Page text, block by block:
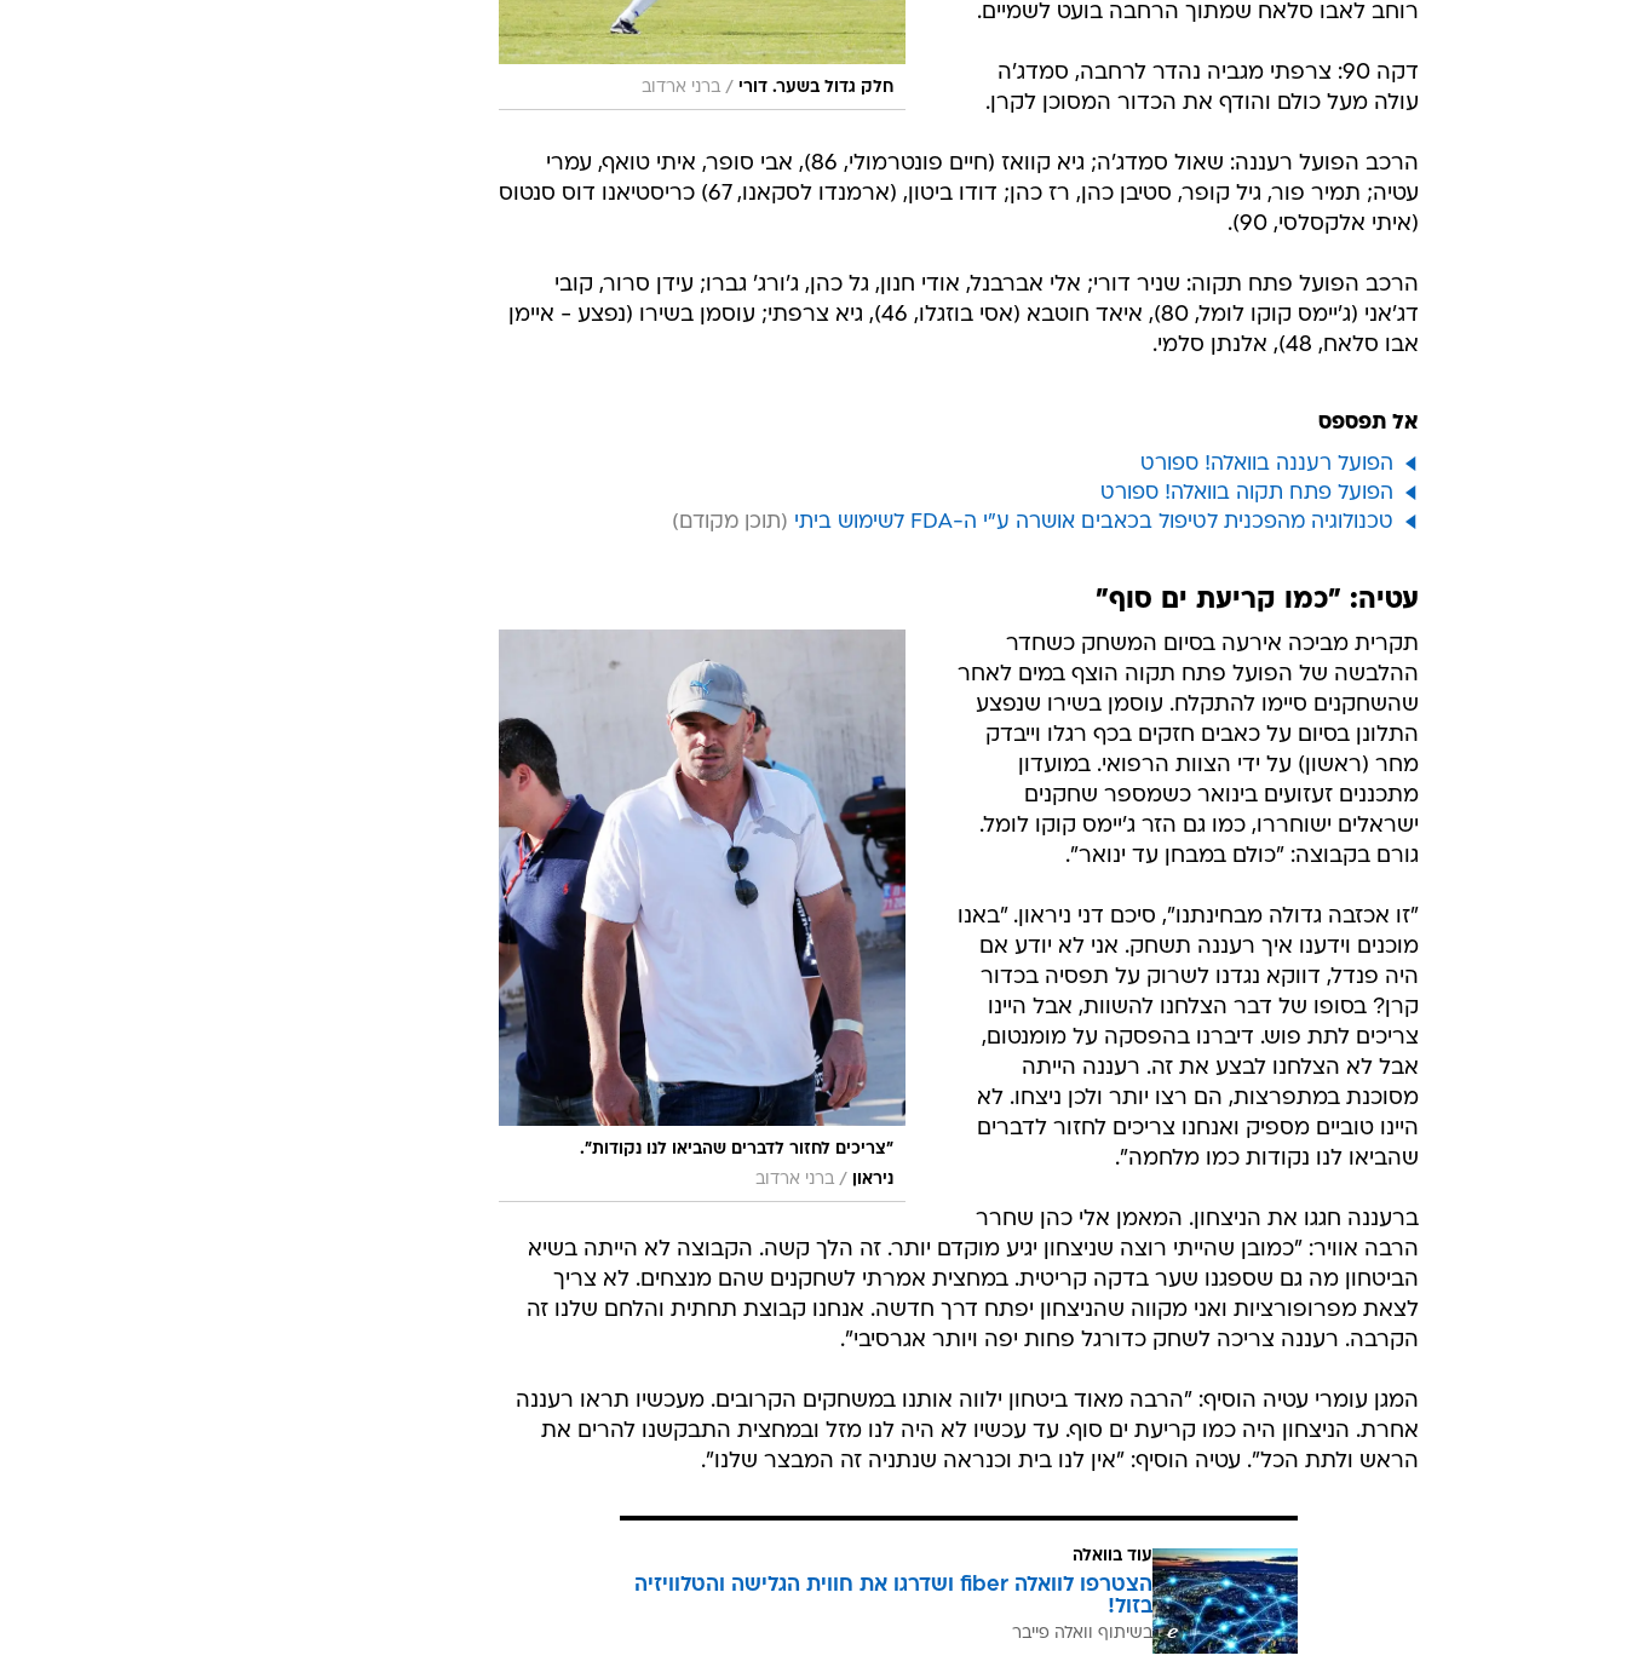
חלק גדול בשער. דורי / ברני ארדוב
רוחב לאבו סלאח שמתוך הרחבה בועט לשמיים.
דקה 90: צרפתי מגביה נהדר לרחבה, סמדג'ה
עולה מעל כולם והודף את הכדור המסוכן לקרן.
הרכב הפועל רעננה: שאול סמדג'ה; גיא קוואז (חיים פונטרמולי, 86), אבי סופר, איתי טואף, עמרי
עטיה; תמיר פור, גיל קופר, סטיבן כהן, רז כהן; דודו ביטון, (ארמנדו לסקאנו, 67) כריסטיאנו דוס סנטוס
(איתי אלקסלסי, 90).
הרכב הפועל פתח תקוה: שניר דורי; אלי אברבנל, אודי חנון, גל כהן, ג'ורג' גברו; עידן סרור, קובי
דג'אני (ג'יימס קוקו לומל, 80), איאד חוטבא (אסי בוזגלו, 46), גיא צרפתי; עוסמן בשירו (נפצע - איימן
אבו סלאח, 48), אלנתן סלמי.
אל תפספס
הפועל רעננה בוואלה! ספורט
הפועל פתח תקוה בוואלה! ספורט
טכנולוגיה מהפכנית לטיפול בכאבים אושרה ע"י ה-FDA לשימוש ביתי
עטיה: "כמו קריעת ים סוף"
"צריכים לחזור לדברים שהביאו לנו נקודות".
ניראון
/ ברני ארדוב
תקרית מביכה אירעה בסיום המשחק כשחדר
ההלבשה של הפועל פתח תקוה הוצף במים לאחר
שהשחקנים סיימו להתקלח. עוסמן בשירו שנפצע
התלונן בסיום על כאבים חזקים בכף רגלו וייבדק
מחר (ראשון) על ידי הצוות הרפואי. במועדון
מתכננים זעזועים בינואר כשמספר שחקנים
ישראלים ישוחררו, כמו גם הזר ג'יימס קוקו לומל.
גורם בקבוצה: "כולם במבחן עד ינואר".
"זו אכזבה גדולה מבחינתנו", סיכם דני ניראון. "באנו
מוכנים וידענו איך רעננה תשחק. אני לא יודע אם
היה פנדל, דווקא נגדנו לשרוק על תפסיה בכדור
קרן? בסופו של דבר הצלחנו להשוות, אבל היינו
צריכים לתת פוש. דיברנו בהפסקה על מומנטום,
אבל לא הצלחנו לבצע את זה. רעננה הייתה
מסוכנת במתפרצות, הם רצו יותר ולכן ניצחו. לא
היינו טוביים מספיק ואנחנו צריכים לחזור לדברים
שהביאו לנו נקודות כמו מלחמה".
ברעננה חגגו את הניצחון. המאמן אלי כהן שחרר
הרבה אוויר: "כמובן שהייתי רוצה שניצחון יגיע מוקדם יותר. זה הלך קשה. הקבוצה לא הייתה בשיא
הביטחון מה גם שספגנו שער בדקה קריטית. במחצית אמרתי לשחקנים שהם מנצחים. לא צריך
לצאת מפרופורציות ואני מקווה שהניצחון יפתח דרך חדשה. אנחנו קבוצת תחתית והלחם שלנו זה
הקרבה. רעננה צריכה לשחק כדורגל פחות יפה ויותר אגרסיבי".
המגן עומרי עטיה הוסיף: "הרבה מאוד ביטחון ילווה אותנו במשחקים הקרובים. מעכשיו תראו רעננה
אחרת. הניצחון היה כמו קריעת ים סוף. עד עכשיו לא היה לנו מזל ובמחצית התבקשנו להרים את
הראש ולתת הכל". עטיה הוסיף: "אין לנו בית וכנראה שנתניה זה המבצר שלנו".
עוד בוואלה
הצטרפו לוואלה fiber ושדרגו את חווית הגלישה והטלוויזיה
בזול!
בשיתוף וואלה פייבר